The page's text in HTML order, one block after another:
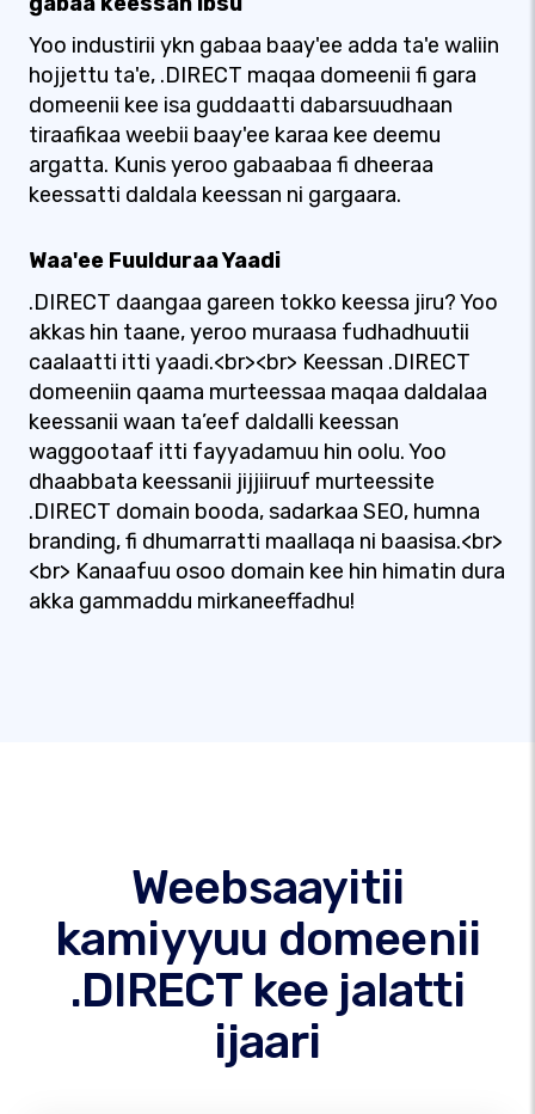
Yoo industirii ykn gabaa baay'ee adda ta'e waliin
hojjettu ta'e, .DIRECT maqaa domeenii fi gara
domeenii kee isa guddaatti dabarsuudhaan
tiraafikaa weebii baay'ee karaa kee deemu
argatta. Kunis yeroo gabaabaa fi dheeraa
keessatti daldala keessan ni gargaara.
Waa'ee Fuulduraa Yaadi
.DIRECT daangaa gareen tokko keessa jiru? Yoo
akkas hin taane, yeroo muraasa fudhadhuutii
caalaatti itti yaadi.<br><br> Keessan .DIRECT
domeeniin qaama murteessaa maqaa daldalaa
keessanii waan ta’eef daldalli keessan
waggootaaf itti fayyadamuu hin oolu. Yoo
dhaabbata keessanii jijjiiruuf murteessite
.DIRECT domain booda, sadarkaa SEO, humna
branding, fi dhumarratti maallaqa ni baasisa.<br>
<br> Kanaafuu osoo domain kee hin himatin dura
akka gammaddu mirkaneeffadhu!
Weebsaayitii
kamiyyuu domeenii
.DIRECT kee jalatti
ijaari